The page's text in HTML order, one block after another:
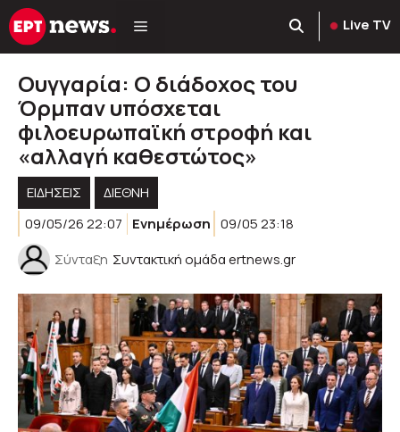
Μετάβαση
σε
Live TV
Ουγγαρία: Ο διάδοχος του
Όρμπαν υπόσχεται
φιλοευρωπαϊκή στροφή και
«αλλαγή καθεστώτος»
ΕΙΔΗΣΕΙΣ
ΔΙΕΘΝΗ
09/05/26 22:07
Ενημέρωση 09/05 23:18
Σύνταξη Συντακτική ομάδα ertnews.gr